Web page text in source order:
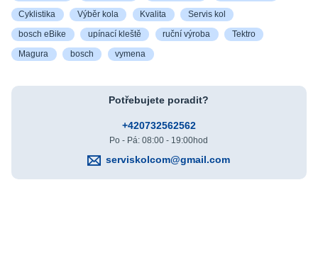
Cyklistika Výběr kola Kvalita Servis kol
bosch eBike upínací kleště ruční výroba Tektro
Magura bosch vymena
Potřebujete poradit?
+420732562562
Po - Pá: 08:00 - 19:00hod
serviskolcom@gmail.com